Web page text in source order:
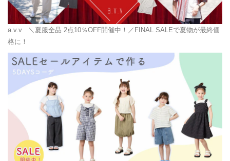
a.v.v ＼夏服全品 2点10％OFF開催中！／FINAL SALEで夏物が最終価
格に！